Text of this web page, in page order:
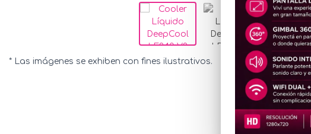
* Las imágenes se exhiben con fines ilustrativos.